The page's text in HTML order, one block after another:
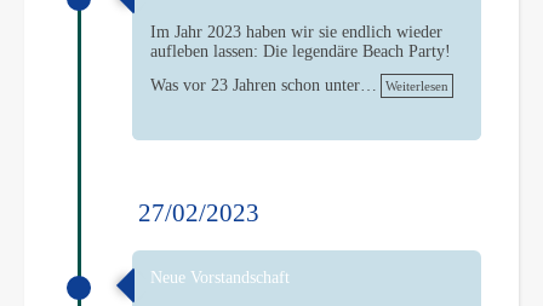
Im Jahr 2023 haben wir sie endlich wieder
aufleben lassen: Die legendäre Beach Party!
Was vor 23 Jahren schon unter…
Weiterlesen
27/02/2023
Neue Vorstandschaft